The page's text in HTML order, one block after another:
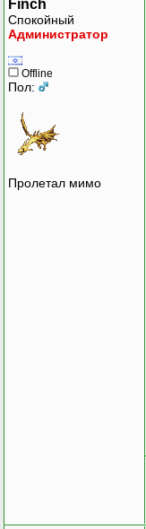
Finch
Спокойный
Администратор
Offline
Пол:
Пролетал мимо